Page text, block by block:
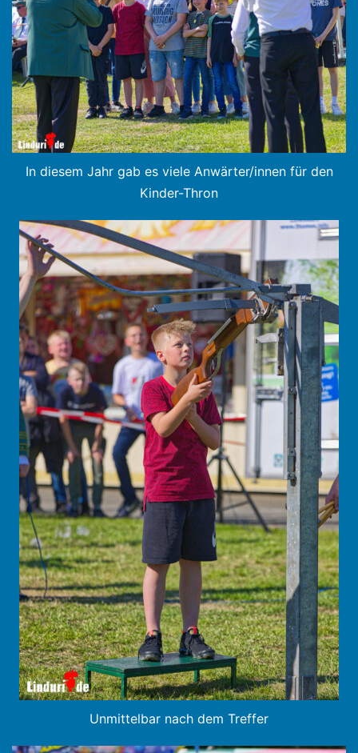
In diesem Jahr gab es viele Anwärter/innen für den
Kinder-Thron
Unmittelbar nach dem Treffer